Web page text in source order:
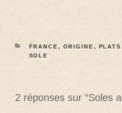
FRANCE , ORIGINE , PLATS
SOLE
2 réponses sur “Soles